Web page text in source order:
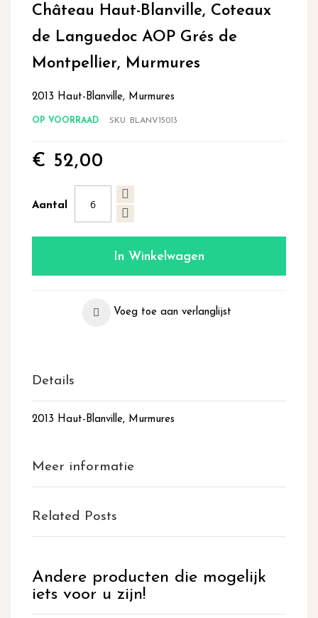
het
begin
van
de
afbeeldingen-
Château Haut-Blanville, Coteaux
de Languedoc AOP Grés de
Montpellier, Murmures
2013 Haut-Blanville, Murmures
OP VOORRAAD SKU BLANV15013
€ 52,00
Aantal
In Winkelwagen
Voeg toe aan verlanglijst
Details
2013 Haut-Blanville, Murmures
Meer informatie
Related Posts
Andere producten die mogelijk
iets voor u zijn!